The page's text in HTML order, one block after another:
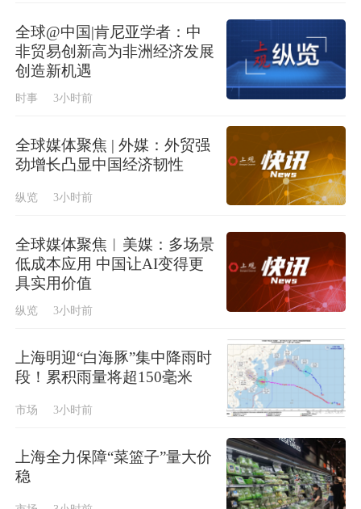
全球@中国|肯尼亚学者：中
非贸易创新高为非洲经济发展
创造新机遇
时事 3小时前
全球媒体聚焦 | 外媒：外贸强
劲增长凸显中国经济韧性
纵览 3小时前
全球媒体聚焦︱美媒：多场景
低成本应用 中国让AI变得更
具实用价值
纵览 3小时前
上海明迎“白海豚”集中降雨时
段！累积雨量将超150毫米
市场 3小时前
上海全力保障“菜篮子”量大价
稳